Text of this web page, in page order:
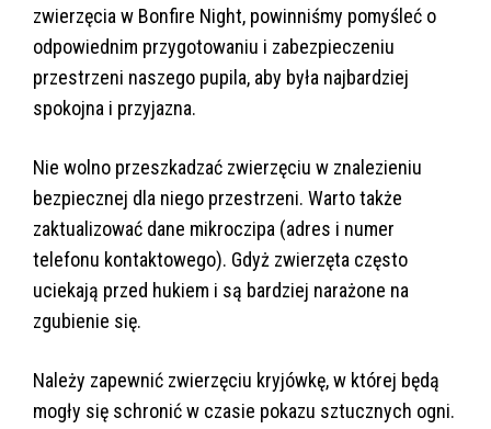
zwierzęcia w Bonfire Night, powinniśmy pomyśleć o
odpowiednim przygotowaniu i zabezpieczeniu
przestrzeni naszego pupila, aby była najbardziej
spokojna i przyjazna.
Nie wolno przeszkadzać zwierzęciu w znalezieniu
bezpiecznej dla niego przestrzeni. Warto także
zaktualizować dane mikroczipa (adres i numer
telefonu kontaktowego). Gdyż zwierzęta często
uciekają przed hukiem i są bardziej narażone na
zgubienie się.
Należy zapewnić zwierzęciu kryjówkę, w której będą
mogły się schronić w czasie pokazu sztucznych ogni.